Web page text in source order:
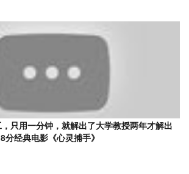
，只用一分钟，就解出了大学教授两年才解出
经典电影《心灵捕手》